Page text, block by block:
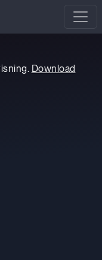
Download